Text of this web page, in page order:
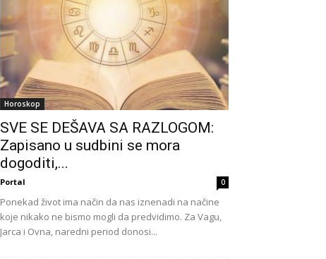
Horoskop
SVE SE DEŠAVA SA RAZLOGOM:
Zapisano u sudbini se mora
dogoditi,...
Portal 0
Ponekad život ima način da nas iznenadi na načine
koje nikako ne bismo mogli da predvidimo. Za Vagu,
Jarca i Ovna, naredni period donosi...